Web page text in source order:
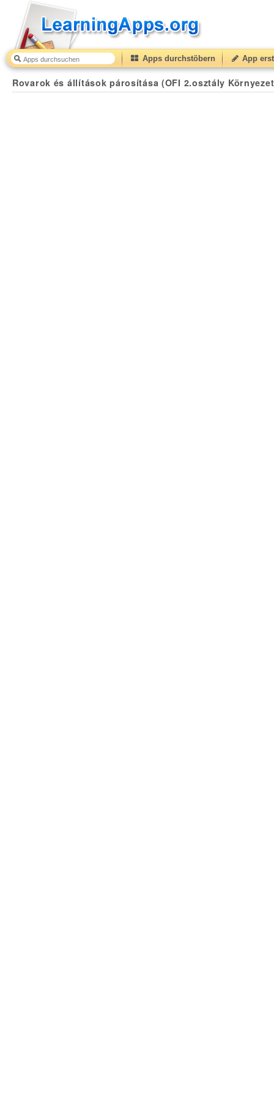
Apps durchstöbern App
Rovarok és állítások párosítása (OFI 2.osztály
Rovarok és állítások párosítása (OFI 2.osztály Környezetismeret tankönyv 61.o. 7.f